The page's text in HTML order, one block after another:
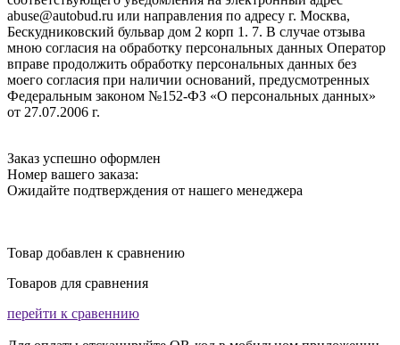
abuse@autobud.ru или направления по адресу г. Москва,
Бескудниковский бульвар дом 2 корп 1. 7. В случае отзыва
мною согласия на обработку персональных данных Оператор
вправе продолжить обработку персональных данных без
моего согласия при наличии оснований, предусмотренных
Федеральным законом №152-ФЗ «О персональных данных»
от 27.07.2006 г.
Заказ успешно оформлен
Номер вашего заказа:
Ожидайте подтверждения от нашего менеджера
Товар добавлен к сравнению
Товаров для сравнения
перейти к сравеннию